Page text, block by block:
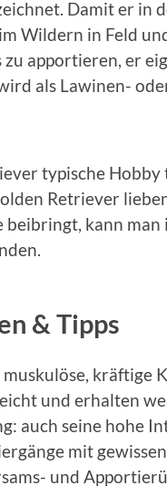
Damit er in
Wildern in Feld
apportieren, er
als Lawinen-
typische
Retriever
beibringt, kann
& Tipps
muskulöse, kräftige
und erhalten
auch seine hohe
mit
und